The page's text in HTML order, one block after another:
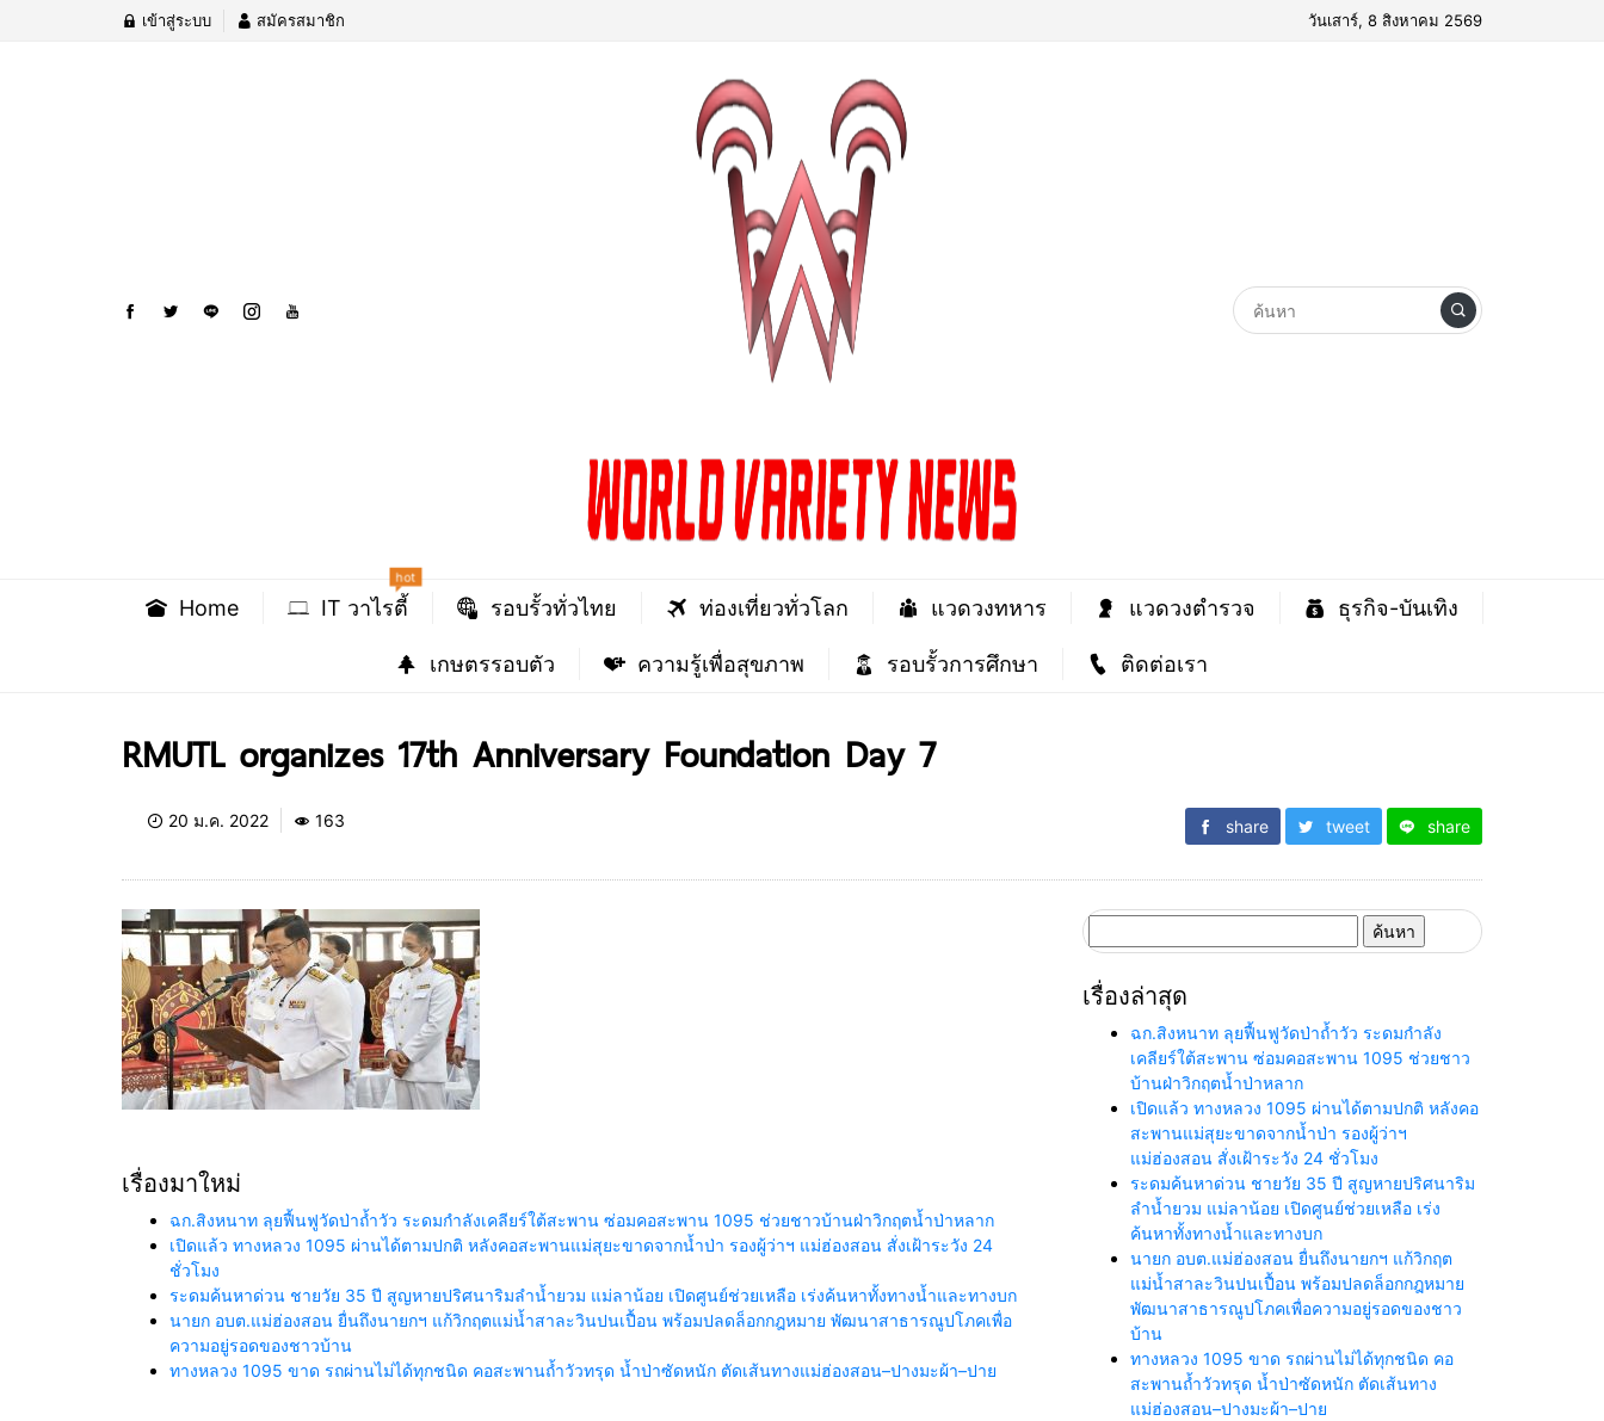
เข้าสู่ระบบ สมัครสมาชิก วันเสาร์, 8 สิงหาคม 2569
Home IT วาไรตี้
hot
รอบรั้วทั่วไทย ท่องเที่ยวทั่วโลก แวดวงทหาร แวดวงตำรวจ ธุรกิจ-บันเทิง
เกษตรรอบตัว ความรู้เพื่อสุขภาพ รอบรั้วการศึกษา ติดต่อเรา
RMUTL organizes 17th Anniversary Foundation Day 7
20 ม.ค. 2022 163 share tweet share
เรื่องมาใหม่
ฉก.สิงหนาท ลุยฟื้นฟูวัดป่าถ้ำวัว ระดมกำลังเคลียร์ใต้สะพาน ซ่อมคอสะพาน 1095 ช่วยชาวบ้านฝ่าวิกฤตน้ำป่าหลาก
เปิดแล้ว ทางหลวง 1095 ผ่านได้ตามปกติ หลังคอสะพานแม่สุยะขาดจากน้ำป่า รองผู้ว่าฯ แม่ฮ่องสอน สั่งเฝ้าระวัง 24
ชั่วโมง
ระดมค้นหาด่วน ชายวัย 35 ปี สูญหายปริศนาริมลำน้ำยวม แม่ลาน้อย เปิดศูนย์ช่วยเหลือ เร่งค้นหาทั้งทางน้ำและทางบก
นายก อบต.แม่ฮ่องสอน ยื่นถึงนายกฯ แก้วิกฤตแม่น้ำสาละวินปนเปื้อน พร้อมปลดล็อกกฎหมาย พัฒนาสาธารณูปโภคเพื่อ
ความอยู่รอดของชาวบ้าน
ทางหลวง 1095 ขาด รถผ่านไม่ได้ทุกชนิด คอสะพานถ้ำวัวทรุด น้ำป่าซัดหนัก ตัดเส้นทางแม่ฮ่องสอน–ปางมะผ้า–ปาย
สำหรับ:
เรื่องล่าสุด
ฉก.สิงหนาท ลุยฟื้นฟูวัดป่าถ้ำวัว ระดมกำลัง
เคลียร์ใต้สะพาน ซ่อมคอสะพาน 1095 ช่วยชาว
บ้านฝ่าวิกฤตน้ำป่าหลาก
เปิดแล้ว ทางหลวง 1095 ผ่านได้ตามปกติ หลังคอ
สะพานแม่สุยะขาดจากน้ำป่า รองผู้ว่าฯ
แม่ฮ่องสอน สั่งเฝ้าระวัง 24 ชั่วโมง
ระดมค้นหาด่วน ชายวัย 35 ปี สูญหายปริศนาริม
ลำน้ำยวม แม่ลาน้อย เปิดศูนย์ช่วยเหลือ เร่ง
ค้นหาทั้งทางน้ำและทางบก
นายก อบต.แม่ฮ่องสอน ยื่นถึงนายกฯ แก้วิกฤต
แม่น้ำสาละวินปนเปื้อน พร้อมปลดล็อกกฎหมาย
พัฒนาสาธารณูปโภคเพื่อความอยู่รอดของชาว
บ้าน
ทางหลวง 1095 ขาด รถผ่านไม่ได้ทุกชนิด คอ
สะพานถ้ำวัวทรุด น้ำป่าซัดหนัก ตัดเส้นทาง
แม่ฮ่องสอน–ปางมะผ้า–ปาย